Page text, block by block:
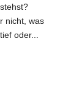
nicht, was
oder...